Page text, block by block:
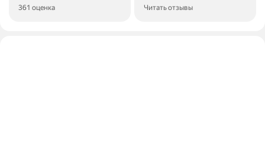
361 оценка Читать отзывы